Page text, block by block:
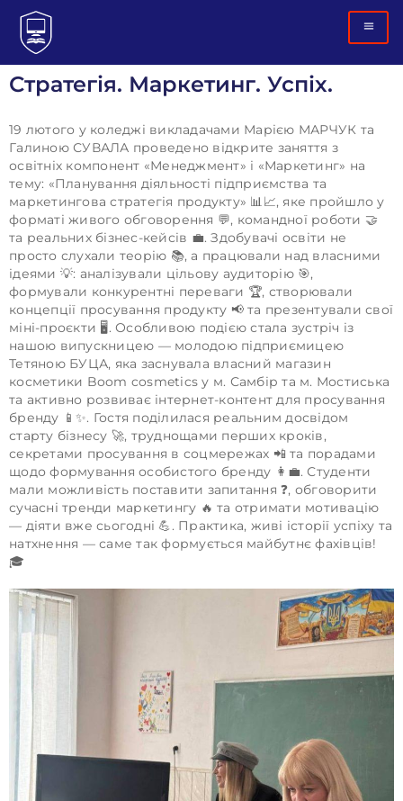
Стратегія. Маркетинг. Успіх.
19 лютого у коледжі викладачами Марією МАРЧУК та
Галиною СУВАЛА проведено відкрите заняття з
освітніх компонент «Менеджмент» і «Маркетинг» на
тему: «Планування діяльності підприємства та
маркетингова стратегія продукту» 📊📈, яке пройшло у
форматі живого обговорення 💬, командної роботи 🤝
та реальних бізнес-кейсів 💼. Здобувачі освіти не
просто слухали теорію 📚, а працювали над власними
ідеями 💡: аналізували цільову аудиторію 🎯,
формували конкурентні переваги 🏆, створювали
концепції просування продукту 📢 та презентували свої
міні-проєкти 🖥. Особливою подією стала зустріч із
нашою випускницею — молодою підприємицею
Тетяною БУЦА, яка заснувала власний магазин
косметики Boom cosmetics у м. Самбір та м. Мостиська
та активно розвиває інтернет-контент для просування
бренду 📱✨. Гостя поділилася реальним досвідом
старту бізнесу 🚀, труднощами перших кроків,
секретами просування в соцмережах 📲 та порадами
щодо формування особистого бренду 👩‍💼. Студенти
мали можливість поставити запитання ❓, обговорити
сучасні тренди маркетингу 🔥 та отримати мотивацію
— діяти вже сьогодні 💪. Практика, живі історії успіху та
натхнення — саме так формується майбутнє фахівців!
🎓